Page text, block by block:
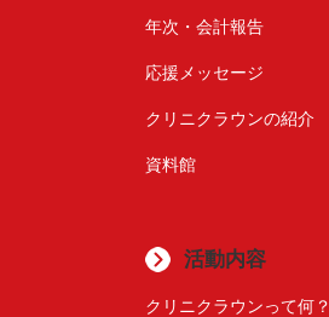
年次・会計報告
応援メッセージ
クリニクラウンの紹介
資料館
活動内容
クリニクラウンって何？